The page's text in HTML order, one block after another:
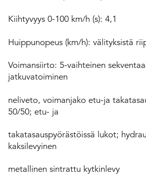
Kiihtyvyys 0-100 km/h (s): 4,1
Huippunopeus (km/h): välityksistä
Voimansiirto: 5-vaihteinen
jatkuvatoiminen
neliveto, voimanjako etu-ja
50/50; etu- ja
takatasauspyörästöissä lukot;
kaksilevyinen
metallinen sintrattu kytkinlevy